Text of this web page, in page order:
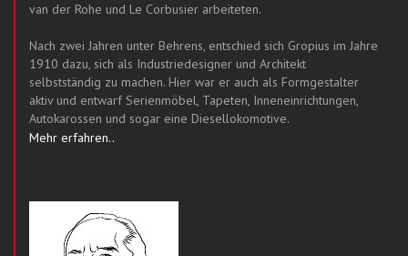
van der Rohe und Le Corbusier arbeiteten.
Nach zwei Jahren unter Behrens, entschied sich Gropius im Jahre
1910 dazu, sich als Industriedesigner und Architekt
selbstständig zu machen. Hier war er auch als Formgestalter
aktiv und entwarf Serienmöbel, Tapeten, Inneneinrichtungen,
Autokarossen und sogar eine Diesellokomotive.
Mehr erfahren..